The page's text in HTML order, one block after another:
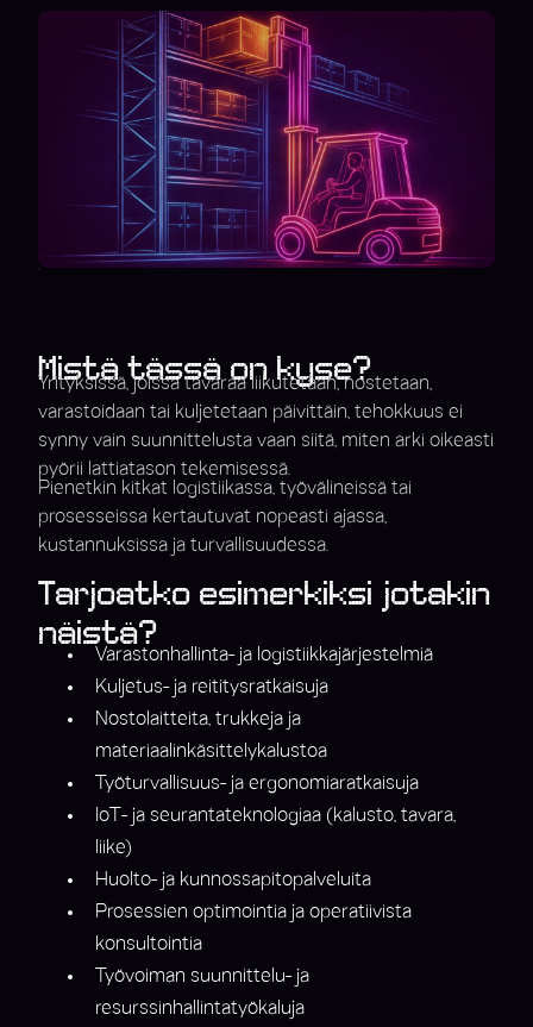
Mistä tässä on kyse?
Yrityksissä, joissa tavaraa liikutetaan, nostetaan,
varastoidaan tai kuljetetaan päivittäin, tehokkuus ei
synny vain suunnittelusta vaan siitä, miten arki oikeasti
pyörii lattiatason tekemisessä.
Pienetkin kitkat logistiikassa, työvälineissä tai
prosesseissa kertautuvat nopeasti ajassa,
kustannuksissa ja turvallisuudessa.
Tarjoatko esimerkiksi jotakin
näistä?
Varastonhallinta- ja logistiikkajärjestelmiä
Kuljetus- ja reititysratkaisuja
Nostolaitteita, trukkeja ja
materiaalinkäsittelykalustoa
Työturvallisuus- ja ergonomiaratkaisuja
IoT- ja seurantateknologiaa (kalusto, tavara,
liike)
Huolto- ja kunnossapitopalveluita
Prosessien optimointia ja operatiivista
konsultointia
Työvoiman suunnittelu- ja
resurssinhallintatyökaluja